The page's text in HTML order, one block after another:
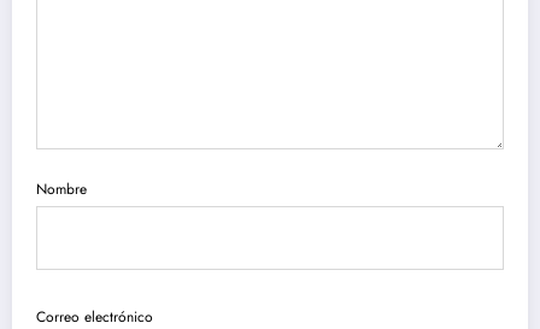
Nombre
Correo electrónico